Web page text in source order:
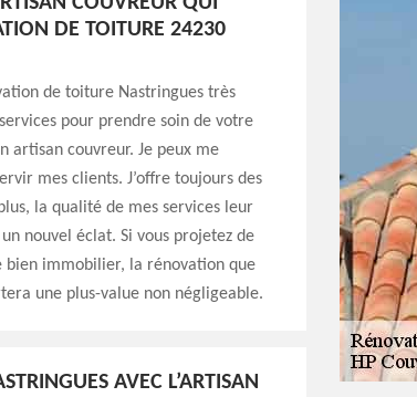
DE TOITURE 24230
de toiture Nastringues très
pour prendre soin de votre
artisan couvreur. Je peux me
mes clients. J’offre toujours des
la qualité de mes services leur
nouvel éclat. Si vous projetez de
immobilier, la rénovation que
une plus-value non négligeable.
AVEC L’ARTISAN